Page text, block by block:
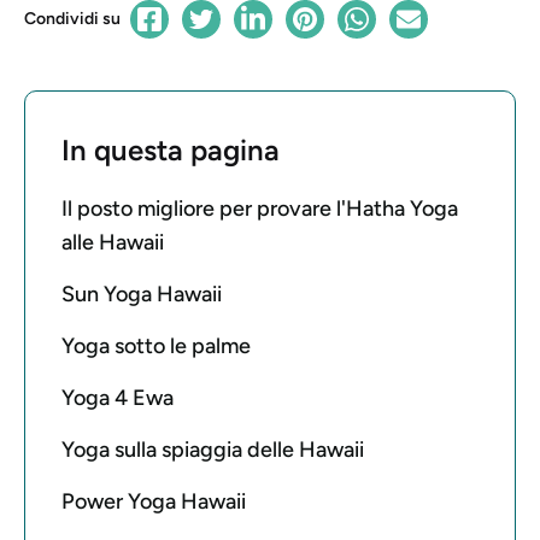
Condividi su
In questa pagina
Il posto migliore per provare l'Hatha Yoga
alle Hawaii
Sun Yoga Hawaii
Yoga sotto le palme
Yoga 4 Ewa
Yoga sulla spiaggia delle Hawaii
Power Yoga Hawaii